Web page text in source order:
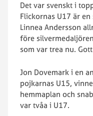
Det var svenskt i
Flickornas U17 är
Linnea Andersson
före
som var trea nu.
Jon Dovemark i en
pojkarnas U15,
hemmaplan och
var tvåa i U17.